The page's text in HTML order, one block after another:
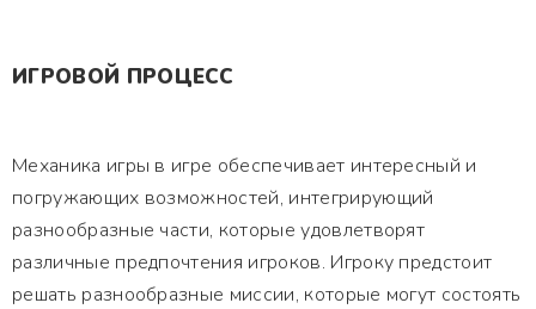
ИГРОВОЙ ПРОЦЕСС
Механика игры в игре обеспечивает интересный и
погружающих возможностей, интегрирующий
разнообразные части, которые удовлетворят
различные предпочтения игроков. Игроку предстоит
решать разнообразные миссии, которые могут состоять